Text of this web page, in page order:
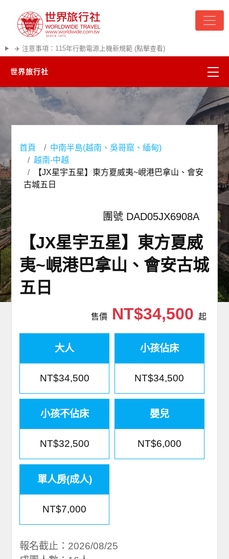
✈️ 注意事項：115年行動電源上機新規範 (點擊查看)
世界旅行社
精彩越南
熱門韓國
超夯日本
悠遊美加
遊輪河輪
世界臻旅
中東非洲
歐洲之旅
首頁
中南半島(越南、吳哥窟、緬甸)
越南-中越
【JX星宇五星】東方夏威夷~峴港巴拿山、會安
古城五日
團號 DAD05JX6908A
【JX星宇五星】東方夏威
夷~峴港巴拿山、會安古城
五日
售價NT$34,500 起
大人
NT$34,500
小孩佔床
NT$34,500
小孩不佔床
NT$32,500
嬰兒
NT$6,000
單人房(成人)
NT$7,000
報名截止：2026/08/25